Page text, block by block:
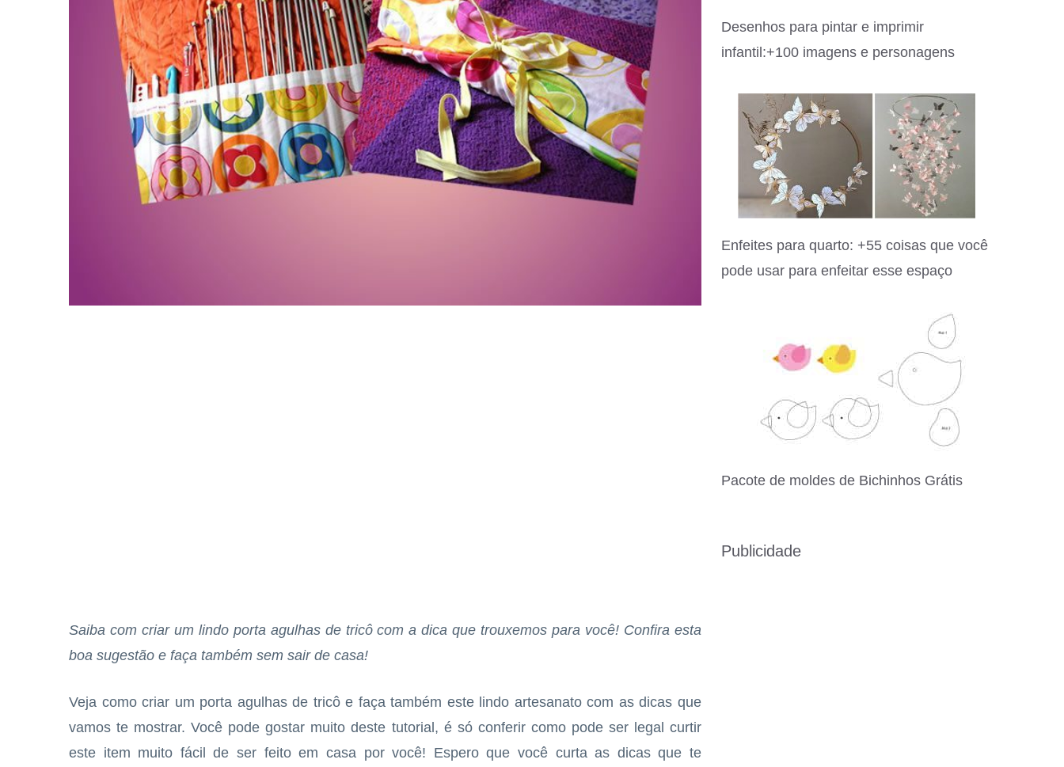
Saiba com criar um lindo porta agulhas de tricô com a dica que trouxemos para você! Confira esta
boa sugestão e faça também sem sair de casa!
Veja como criar um porta agulhas de tricô e faça também este lindo artesanato com as dicas que
vamos te mostrar. Você pode gostar muito deste tutorial, é só conferir como pode ser legal curtir
este item muito fácil de ser feito em casa por você! Espero que você curta as dicas que te
Desenhos para pintar e imprimir
infantil:+100 imagens e personagens
Enfeites para quarto: +55 coisas que você
pode usar para enfeitar esse espaço
Pacote de moldes de Bichinhos Grátis
Publicidade